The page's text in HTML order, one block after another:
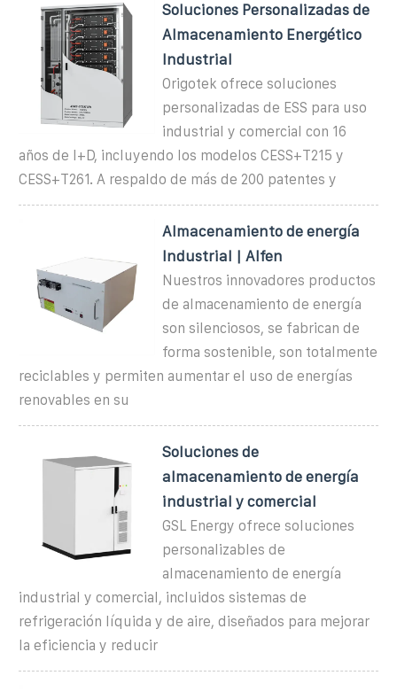
Soluciones Personalizadas de
Almacenamiento Energético
Industrial
Origotek ofrece soluciones
personalizadas de ESS para uso
industrial y comercial con 16
años de I+D, incluyendo los modelos CESS+T215 y
CESS+T261. A respaldo de más de 200 patentes y
Almacenamiento de energía
Industrial | Alfen
Nuestros innovadores productos
de almacenamiento de energía
son silenciosos, se fabrican de
forma sostenible, son totalmente
reciclables y permiten aumentar el uso de energías
renovables en su
Soluciones de
almacenamiento de energía
industrial y comercial
GSL Energy ofrece soluciones
personalizables de
almacenamiento de energía
industrial y comercial, incluidos sistemas de
refrigeración líquida y de aire, diseñados para mejorar
la eficiencia y reducir